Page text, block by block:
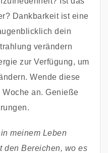
Dankbarkeit ist eine
dein
verändern
zur Verfügung, um
Wende diese
an. Genieße
meinem Leben
den Bereichen, wo es